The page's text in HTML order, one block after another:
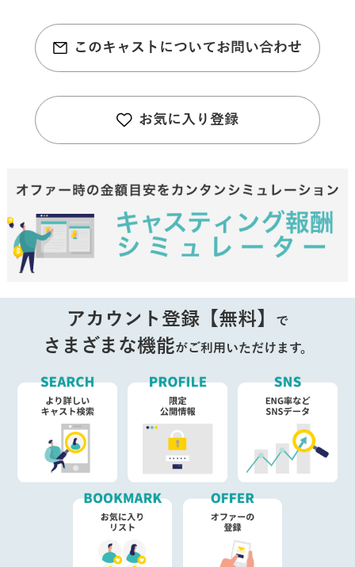
このキャストについてお問い合わせ
お気に入り登録
アカウント登録【無料】 で
さまざまな機能がご利用いただけます。